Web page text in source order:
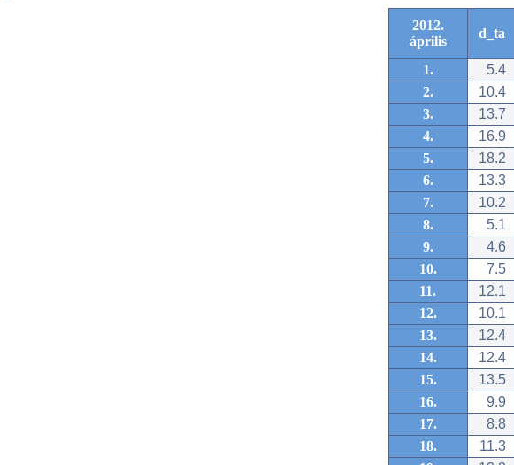
2012.
április
d_ta
1. 5.4
2.
10.4
3.
13.7
4.
16.9
5.
18.2
6.
13.3
7.
10.2
8.
5.1
9.
4.6
10.
7.5
11.
12.1
12.
10.1
13.
12.4
14.
12.4
15.
13.5
16.
9.9
17.
8.8
18.
11.3